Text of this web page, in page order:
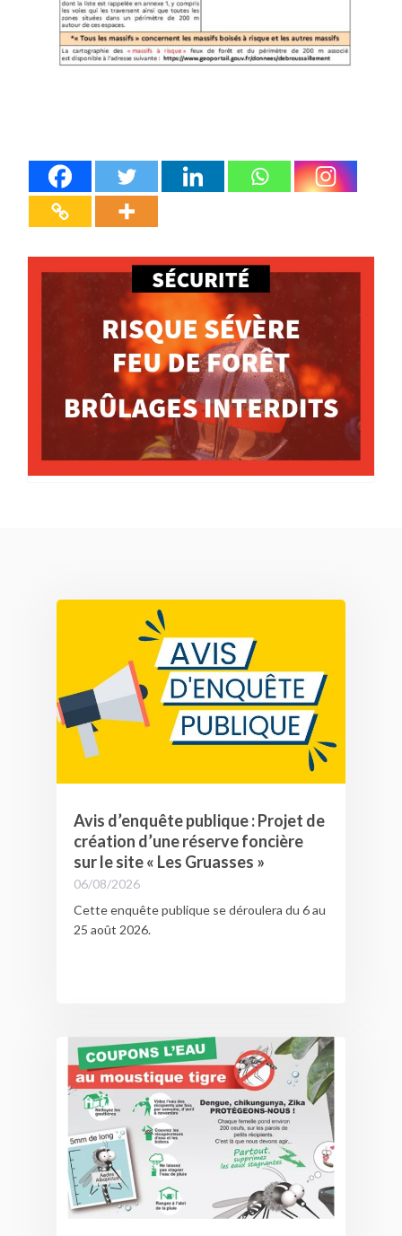
Avis d’enquête publique : Projet de
création d’une réserve foncière
sur le site « Les Gruasses »
06/08/2026
Cette enquête publique se déroulera du 6 au
25 août 2026.